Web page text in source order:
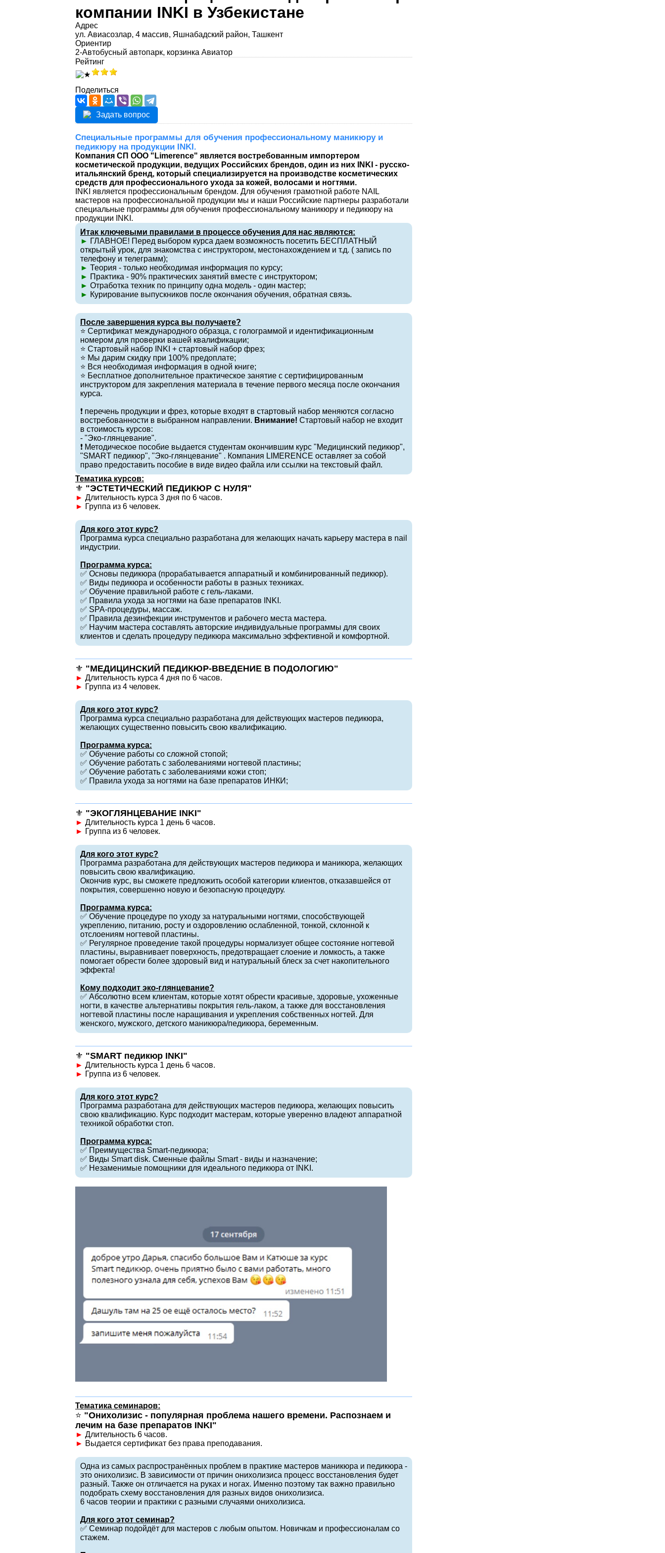
компании INKI в Узбекистане
Адрес
ул. Авиасозлар, 4 массив, Яшнабадский район, Ташкент
Ориентир
2-Автобусный автопарк, корзинка Авиатор
Рейтинг
Поделиться
Задать вопрос
Cпециальные программы для обучения профессиональному маникюру и
педикюру на продукции INKI.
Компания СП ООО "Limerеnce" является востребованным импортером
косметической продукции, ведущих Российских брендов, один из них INKI - русско-
итальянский бренд, который специализируется на производстве косметических
средств для профессионального ухода за кожей, волосами и ногтями.
INKI является профессиональным брендом. Для обучения грамотной работе NAIL
мастеров на профессиональной продукции мы и наши Российские партнеры разработали
специальные программы для обучения профессиональному маникюру и педикюру на
продукции INKI.
Итак ключевыми правилами в процессе обучения для нас являются:
► ГЛАВНОЕ! Перед выбором курса даем возможность посетить БЕСПЛАТНЫЙ
открытый урок, для знакомства с инструктором, местонахождением и т.д. ( запись по
телефону и телеграмм);
► Теория - только необходимая информация по курсу;
► Практика - 90% практических занятий вместе с инструктором;
► Отработка техник по принципу одна модель - один мастер;
► Курирование выпускников после окончания обучения, обратная связь.
После завершения курса вы получаете?
⭐️ Сертификат международного образца, с голограммой и идентификационным
номером для проверки вашей квалификации;
⭐️ Стартовый набор INKI + стартовый набор фрез;
⭐️ Мы дарим скидку при 100% предоплате;
⭐️ Вся необходимая информация в одной книге;
⭐️ Бесплатное дополнительное практическое занятие с сертифицированным
инструктором для закрепления материала в течение первого месяца после окончания
курса.
❗️ перечень продукции и фрез, которые входят в стартовый набор меняются согласно
востребованности в выбранном направлении. Внимание! Стартовый набор не входит
в стоимость курсов:
- "Эко-глянцевание".
❗️ Методическое пособие выдается студентам окончившим курс "Медицинский педикюр",
"SMART педикюр", "Эко-глянцевание" . Компания LIMERENCE оставляет за собой
право предоставить пособие в виде видео файла или ссылки на текстовый файл.
Тематика курсов:
⚜️ "ЭСТЕТИЧЕСКИЙ ПЕДИКЮР С НУЛЯ"
► Длительность курса 3 дня по 6 часов.
► Группа из 6 человек.
Для кого этот курс?
Программа курса специально разработана для желающих начать карьеру мастера в nail
индустрии.
Программа курса:
✅ Основы педикюра (прорабатывается аппаратный и комбинированный педикюр).
✅ Виды педикюра и особенности работы в разных техниках.
✅ Обучение правильной работе с гель-лаками.
✅ Правила ухода за ногтями на базе препаратов INKI.
✅ SPA-процедуры, массаж.
✅ Правила дезинфекции инструментов и рабочего места мастера.
✅ Научим мастера составлять авторские индивидуальные программы для своих
клиентов и сделать процедуру педикюра максимально эффективной и комфортной.
⚜️ "МЕДИЦИНСКИЙ ПЕДИКЮР-ВВЕДЕНИЕ В ПОДОЛОГИЮ"
► Длительность курса 4 дня по 6 часов.
► Группа из 4 человек.
Для кого этот курс?
Программа курса специально разработана для действующих мастеров педикюра,
желающих существенно повысить свою квалификацию.
Программа курса:
✅ Обучение работы со сложной стопой;
✅ Обучение работать с заболеваниями ногтевой пластины;
✅ Обучение работать с заболеваниями кожи стоп;
✅ Правила ухода за ногтями на базе препаратов ИНКИ;
⚜️ "ЭКОГЛЯНЦЕВАНИЕ INKI"
► Длительность курса 1 день 6 часов.
► Группа из 6 человек.
Для кого этот курс?
Программа разработана для действующих мастеров педикюра и маникюра, желающих
повысить свою квалификацию.
Окончив курс, вы сможете предложить особой категории клиентов, отказавшейся от
покрытия, совершенно новую и безопасную процедуру.
Программа курса:
✅ Обучение процедуре по уходу за натуральными ногтями, способствующей
укреплению, питанию, росту и оздоровлению ослабленной, тонкой, склонной к
отслоениям ногтевой пластины.
✅ Регулярное проведение такой процедуры нормализует общее состояние ногтевой
пластины, выравнивает поверхность, предотвращает слоение и ломкость, а также
помогает обрести более здоровый вид и натуральный блеск за счет накопительного
эффекта!
Кому подходит эко-глянцевание?
✅ Абсолютно всем клиентам, которые хотят обрести красивые, здоровые, ухоженные
ногти, в качестве альтернативы покрытия гель-лаком, а также для восстановления
ногтевой пластины после наращивания и укрепления собственных ногтей. Для
женского, мужского, детского маникюра/педикюра, беременным.
⚜️ "SMART педикюр INKI"
► Длительность курса 1 день 6 часов.
► Группа из 6 человек.
Для кого этот курс?
Программа разработана для действующих мастеров педикюра, желающих повысить
свою квалификацию. Курс подходит мастерам, которые уверенно владеют аппаратной
техникой обработки стоп.
Программа курса:
✅ Преимущества Smart-педикюра;
✅ Виды Smart disk. Сменные файлы Smart - виды и назначение;
✅ Незаменимые помощники для идеального педикюра от INKI.
Тематика семинаров:
⭐️ "Онихолизис - популярная проблема нашего времени. Распознаем и
лечим на базе препаратов INKI"
► Длительность 6 часов.
► Выдается сертификат без права преподавания.
Одна из самых распространённых проблем в практике мастеров маникюра и педикюра -
это онихолизис. В зависимости от причин онихолизиса процесс восстановления будет
разный. Также он отличается на руках и ногах. Именно поэтому так важно правильно
подобрать схему восстановления для разных видов онихолизиса.
6 часов теории и практики с разными случаями онихолизиса.
Для кого этот семинар?
✅ Семинар подойдёт для мастеров с любым опытом. Новичкам и профессионалам со
стажем.